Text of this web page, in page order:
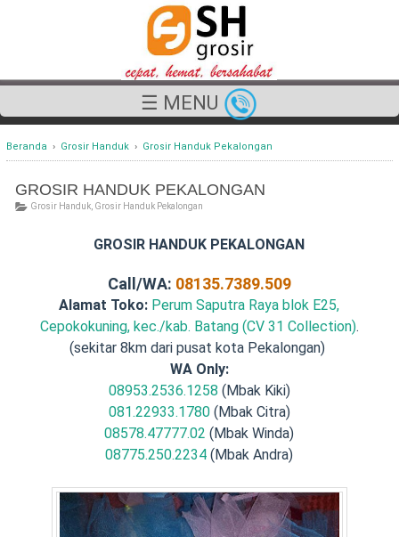
☰ MENU
Beranda › Grosir Handuk › Grosir Handuk Pekalongan
GROSIR HANDUK PEKALONGAN
Grosir Handuk, Grosir Handuk Pekalongan
GROSIR HANDUK PEKALONGAN
Call/WA: 08135.7389.509
Alamat Toko: Perum Saputra Raya blok E25,
Cepokokuning, kec./kab. Batang (CV 31 Collection).
(sekitar 8km dari pusat kota Pekalongan)
WA Only:
08953.2536.1258 (Mbak Kiki)
081.22933.1780(Mbak Citra)
08578.47777.02 (Mbak Winda)
08775.250.2234 (Mbak Andra)